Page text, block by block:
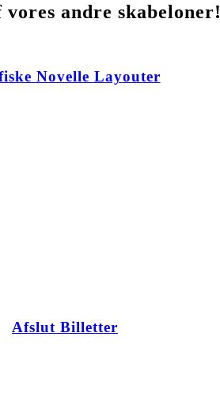
andre skabeloner!
Novelle Layouter
Afslut Billetter